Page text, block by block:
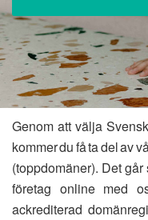
Genom att välja
kommer du få ta del av
(toppdomäner). Det
företag online med
ackrediterad